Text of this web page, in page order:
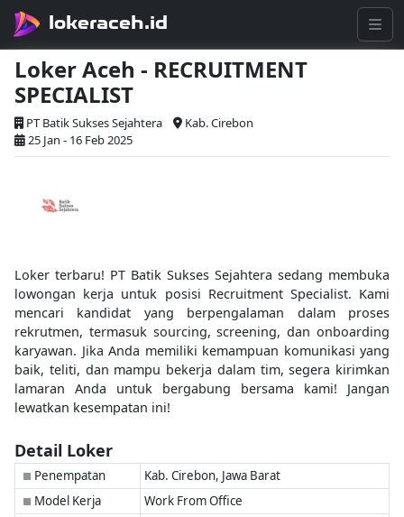
lokeraceh.id
Loker Aceh - RECRUITMENT
SPECIALIST
PT Batik Sukses Sejahtera
Kab. Cirebon
25 Jan - 16 Feb 2025
Loker terbaru! PT Batik Sukses Sejahtera sedang membuka
lowongan kerja untuk posisi Recruitment Specialist. Kami
mencari kandidat yang berpengalaman dalam proses
rekrutmen, termasuk sourcing, screening, dan onboarding
karyawan. Jika Anda memiliki kemampuan komunikasi yang
baik, teliti, dan mampu bekerja dalam tim, segera kirimkan
lamaran Anda untuk bergabung bersama kami! Jangan
lewatkan kesempatan ini!
Detail Loker
■ Penempatan Kab. Cirebon, Jawa Barat
■ Model Kerja Work From Office